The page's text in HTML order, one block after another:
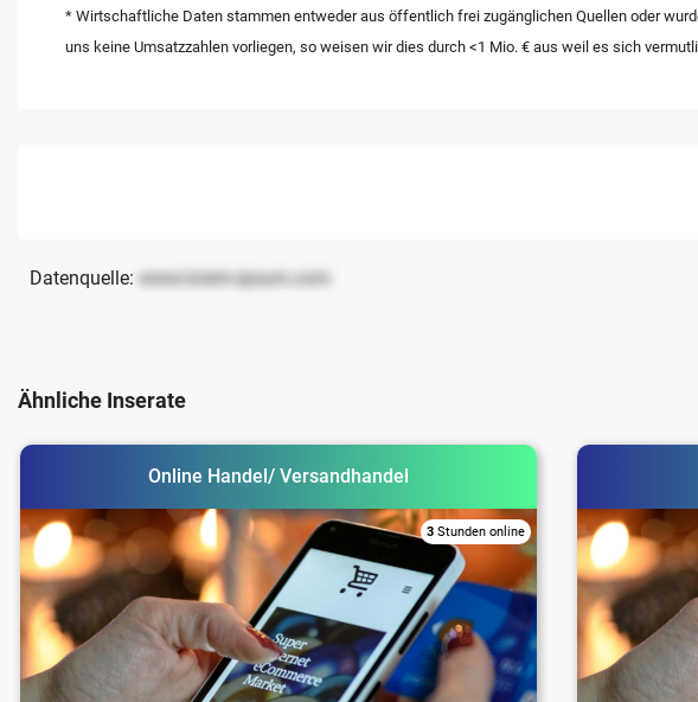
* Wirtschaftliche Daten stammen entweder aus öffentlich frei zugänglichen Quellen oder
uns keine Umsatzzahlen vorliegen, so weisen wir dies durch <1 Mio. € aus weil es sich
Datenquelle: www.lorem-ipsum.com
Ähnliche Inserate
Online Handel/ Versandhandel
3 Stunden online